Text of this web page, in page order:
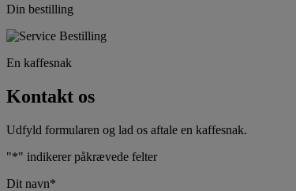
Din bestilling
En kaffesnak
Kontakt os
Udfyld formularen og lad os aftale en kaffesnak.
"*" indikerer påkrævede felter
Dit navn*